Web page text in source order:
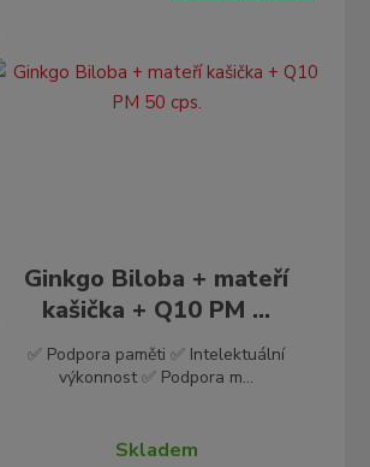
Ginkgo Biloba + mateří
kašička + Q10 PM ...
✅ Podpora paměti ✅ Intelektuální
výkonnost ✅ Podpora m...
Skladem